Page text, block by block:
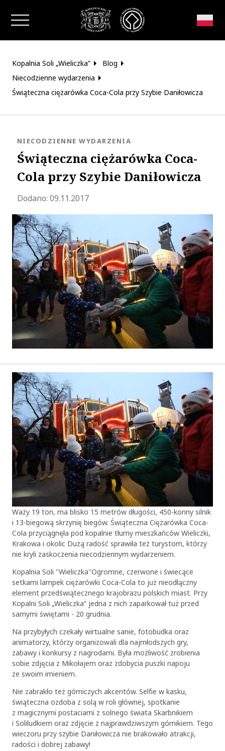
Zamknij okno
Kopalnia Soli „Wieliczka”
Blog
Niecodzienne wydarzenia
Świąteczna ciężarówka Coca-Cola przy Szybie Daniłowicza
Świąteczna ciężarówka Coca-
Cola przy Szybie Daniłowicza
KATEGORIA:
NIECODZIENNE WYDARZENIA
Dodano: 09.11.2017Zaktualizowano 2020-05-19 15:24:34
Waży 19 ton, ma blisko 15 metrów długości, 450-konny silnik
i 13-biegową skrzynię biegów. Świąteczna Ciężarówka Coca-
Cola przyciągnęła pod kopalnie tłumy mieszkańców Wieliczki,
Krakowa i okolic Dużą radość sprawiła też turystom, którzy
nie kryli zaskoczenia niecodziennym wydarzeniem.
Kopalnia Soli "Wieliczka"Ogromne, czerwone i świecące
setkami lampek ciężarówki Coca-Cola to już nieodłączny
element przedświątecznego krajobrazu polskich miast. Przy
Kopalni Soli „Wieliczka” jedna z nich zaparkował tuż przed
samymi świętami - 20 grudnia.
Na przybyłych czekały wirtualne sanie, fotobudka oraz
animatorzy, którzy organizowali dla najmłodszych gry,
zabawy i konkursy z nagrodami. Była możliwość zrobienia
sobie zdjęcia z Mikołajem oraz zdobycia puszki napoju
ze swoim imieniem.
Nie zabrakło też górniczych akcentów. Selfie w kasku,
świąteczna ozdoba z solą w roli głównej, spotkanie
z magicznymi postaciami z solnego świata Skarbnikiem
i Soliludkiem oraz zdjęcie z najprawdziwszym górnikiem. Tego
wieczoru przy szybie Daniłowicza nie brakowało atrakcji,
radości i dobrej zabawy!